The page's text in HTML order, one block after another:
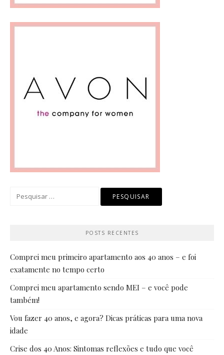
POSTS RECENTES
Comprei meu primeiro apartamento aos 40 anos – e foi
exatamente no tempo certo
Comprei meu apartamento sendo MEI – e você pode
também!
Vou fazer 40 anos, e agora? Dicas práticas para uma nova
idade
Crise dos 40 Anos: Sintomas reflexões e tudo que você